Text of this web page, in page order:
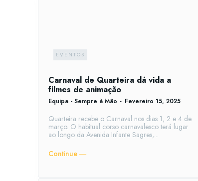
EVENTOS
Carnaval de Quarteira dá vida a
filmes de animação
Equipa - Sempre à Mão - Fevereiro 15, 2025
Quarteira recebe o Carnaval nos dias 1, 2 e 4 de
março. O habitual corso carnavalesco terá lugar
ao longo da Avenida Infante Sagres,...
Continue ―